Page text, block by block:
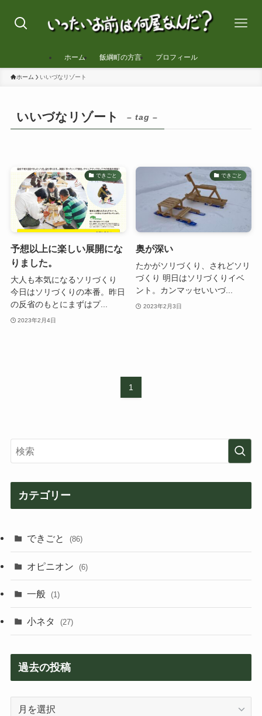
ホーム 飯綱町の方言 プロフィール
ホーム いいづなリゾート
いいづなリゾート – tag –
できごと
予想以上に楽しい展開にな
りました。
大人も本気になるソリづくり
今日はソリづくりの本番。昨日
の反省のもとにまずはプ...
2023年2月4日
できごと
奥が深い
たかがソリづくり、されどソリ
づくり 明日はソリづくりイベ
ント。カンマッセいいづ...
2023年2月3日
1
カテゴリー
できごと (86)
オピニオン (6)
一般 (1)
小ネタ (27)
過去の投稿